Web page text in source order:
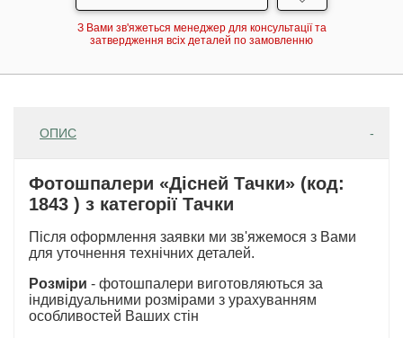
З Вами зв'яжеться менеджер для консультації та
затвердження всіх деталей по замовленню
ОПИС
Фотошпалери «Дісней Тачки» (код:
1843 ) з категорії Тачки
Після оформлення заявки ми зв'яжемося з Вами
для уточнення технічних деталей.
Розміри - фотошпалери виготовляються за
індивідуальними розмірами з урахуванням
особливостей Ваших стін